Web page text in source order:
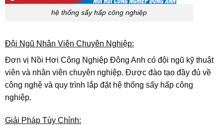
hệ thống sấy hấp công nghiệp
Đội Ngũ Nhân Viên Chuyên Nghiệp:
Đơn vị Nồi Hơi Công Nghiệp Đông Anh có đội ngũ kỹ thuật
viên và nhân viên chuyên nghiệp. Được đào tạo đầy đủ về
công nghệ và quy trình lắp đặt hệ thống sấy hấp công
nghiệp.
Giải Pháp Tùy Chỉnh: